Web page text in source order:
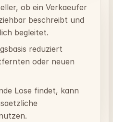
ob ein Verkaeufer
beschreibt und
begleitet.
reduziert
oder neuen
Lose findet, kann